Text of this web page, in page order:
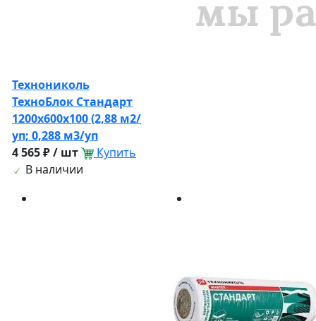
Технониколь
ТехноБлок Стандарт
1200х600х100 (2,88 м2/
уп; 0,288 м3/уп
4 565 ₽ / шт
Купить
В наличии